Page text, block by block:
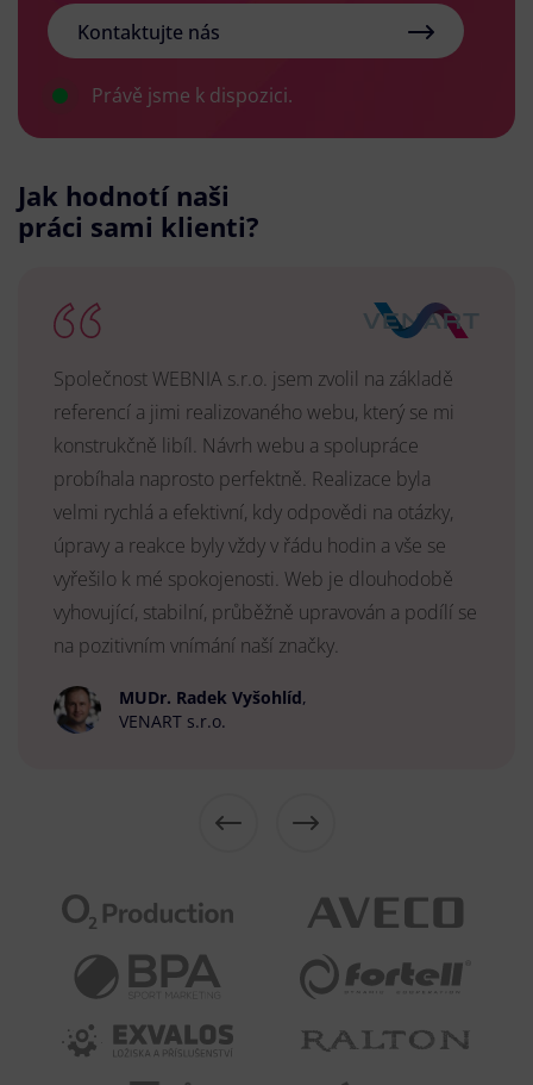
Kontaktujte nás
Právě jsme k dispozici.
Jak hodnotí naši
práci sami klienti?
Společnost WEBNIA s.r.o. jsem zvolil na základě
referencí a jimi realizovaného webu, který se mi
konstrukčně libíl. Návrh webu a spolupráce
probíhala naprosto perfektně. Realizace byla
velmi rychlá a efektivní, kdy odpovědi na otázky,
úpravy a reakce byly vždy v řádu hodin a vše se
vyřešilo k mé spokojenosti. Web je dlouhodobě
vyhovující, stabilní, průběžně upravován a podílí se
na pozitivním vnímání naší značky.
MUDr. Radek Vyšohlíd,
VENART s.r.o.